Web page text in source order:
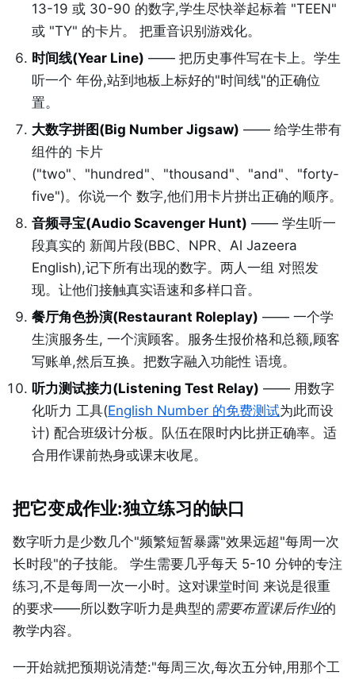
13-19 或 30-90 的数字,学生尽快举起标着 "TEEN"
或 "TY" 的卡片。 把重音识别游戏化。
时间线(Year Line) —— 把历史事件写在卡上。学生
听一个 年份,站到地板上标好的"时间线"的正确位
置。
大数字拼图(Big Number Jigsaw) —— 给学生带有
组件的 卡片
("two"、"hundred"、"thousand"、"and"、"forty-
five")。你说一个 数字,他们用卡片拼出正确的顺序。
音频寻宝(Audio Scavenger Hunt) —— 学生听一
段真实的 新闻片段(BBC、NPR、Al Jazeera
English),记下所有出现的数字。两人一组 对照发
现。让他们接触真实语速和多样口音。
餐厅角色扮演(Restaurant Roleplay) —— 一个学
生演服务生, 一个演顾客。服务生报价格和总额,顾客
写账单,然后互换。把数字融入功能性 语境。
听力测试接力(Listening Test Relay) —— 用数字
化听力 工具(English Number 的免费测试为此而设
计) 配合班级计分板。队伍在限时内比拼正确率。适
合用作课前热身或课末收尾。
把它变成作业:独立练习的缺口
数字听力是少数几个"频繁短暂暴露"效果远超"每周一次
长时段"的子技能。 学生需要几乎每天 5-10 分钟的专注
练习,不是每周一次一小时。这对课堂时间 来说是很重
的要求——所以数字听力是典型的需要布置课后作业的
教学内容。
一开始就把预期说清楚:"每周三次,每次五分钟,用那个工